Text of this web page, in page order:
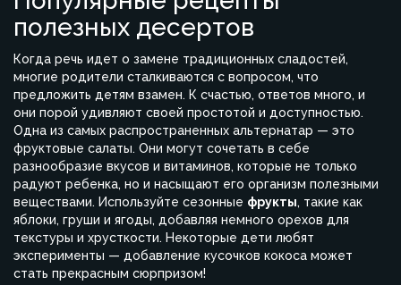
полезных десертов
Когда речь идет о замене традиционных сладостей,
многие родители сталкиваются с вопросом, что
предложить детям взамен. К счастью, ответов много, и
они порой удивляют своей простотой и доступностью.
Одна из самых распространенных альтернатар — это
фруктовые салаты. Они могут сочетать в себе
разнообразие вкусов и витаминов, которые не только
радуют ребенка, но и насыщают его организм полезными
веществами. Используйте сезонные фрукты, такие как
яблоки, груши и ягоды, добавляя немного орехов для
текстуры и хрусткости. Некоторые дети любят
эксперименты — добавление кусочков кокоса может
стать прекрасным сюрпризом!